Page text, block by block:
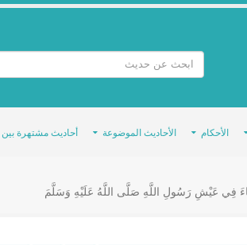
الأحكام الأحاديث الموضوعة أحاديث مشتهرة
فِي عَيْشِ رَسُولِ اللَّهِ صَلَّى اللَّهُ عَلَيْهِ وَسَلَّمَ